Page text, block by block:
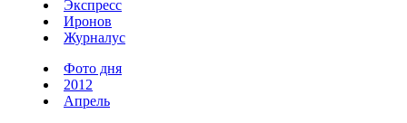
Экспресс
Иронов
Журналус
Фото дня
2012
Апрель